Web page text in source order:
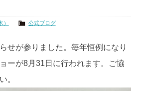
公式ブログ
せが参りました。毎年恒例になり
ーが8月31日に行われます。ご協
。